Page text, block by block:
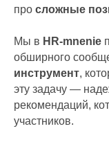
про сложные
Мы в HR-mnenie
обширного
инструмент,
эту задачу —
рекомендаций,
участников.